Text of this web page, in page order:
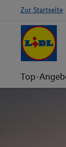
Zur Startseite
Top-